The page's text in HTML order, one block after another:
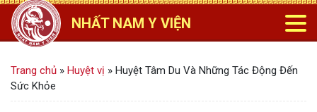
NHẤT NAM Y VIỆN
Trang chủ » Huyệt vị » Huyệt Tâm Du Và Những Tác Động Đến
Sức Khỏe